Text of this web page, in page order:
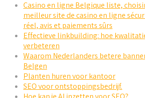
Casino en ligne Belgique liste,
meilleur site de casino en ligne
réel, avis et paiements sûrs
Effectieve linkbuilding: hoe
verbeteren
Waarom Nederlanders betere
Belgen
Planten huren voor kantoor
SEO voor ontstoppingsbedrijf.